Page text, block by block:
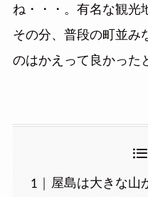
ね・・・。有名な観光
その分、普段の町並み
のはかえって良かった
屋島は大きな山